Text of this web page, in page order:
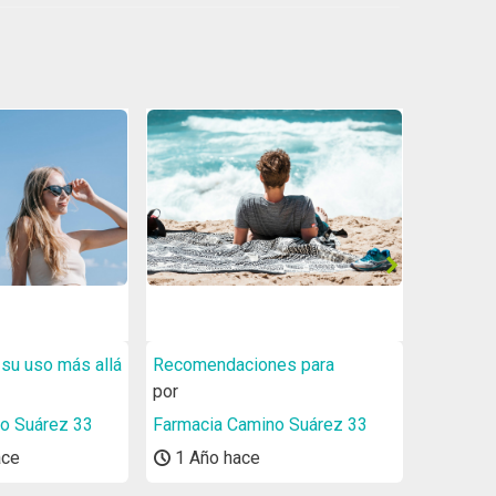
uso más allá
Suárez 33
Recomendaciones para
prevenir y tratar las
quemaduras solares
por
Farmacia Camino Suárez 33
1 Año hace